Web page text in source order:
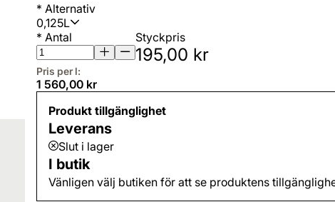
* Alternativ
0,125L
* Antal Styckpris
195,00 kr
Pris per l:
1 560,00 kr
Produkt tillgänglighet
Leverans
Slut i lager
I butik
Vänligen välj butiken för att se produktens